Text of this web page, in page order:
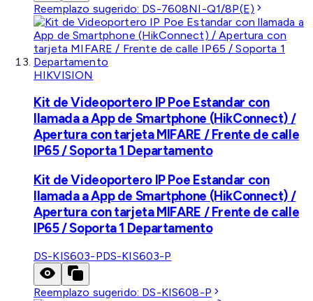
Reemplazo sugerido: DS-7608NI-Q1/8P(E)
HIKVISION
Kit de Videoportero IP Poe Estandar con
llamada a App de Smartphone (HikConnect) /
Apertura con tarjeta MIFARE / Frente de calle
IP65 / Soporta 1 Departamento
Kit de Videoportero IP Poe Estandar con
llamada a App de Smartphone (HikConnect) /
Apertura con tarjeta MIFARE / Frente de calle
IP65 / Soporta 1 Departamento
DS-KIS603-PDS-KIS603-P
Reemplazo sugerido: DS-KIS608-P